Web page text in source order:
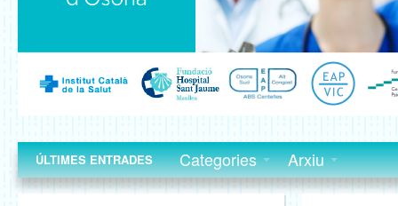
ÚLTIMES ENTRADES Categories Arxiu